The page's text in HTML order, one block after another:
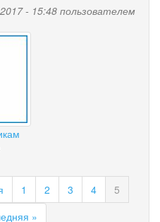
- 15:48 пользователем
1 2 3 4
5
»